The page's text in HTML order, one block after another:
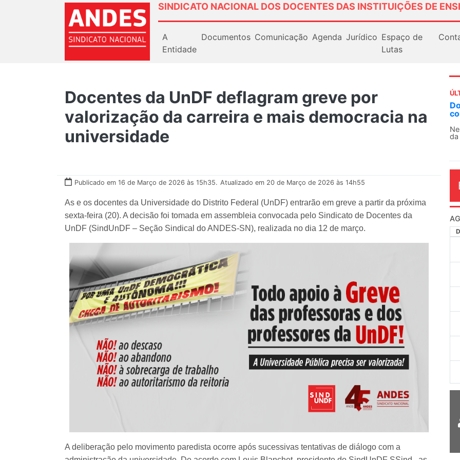
SINDICATO NACIONAL DOS DOCENTES DAS INSTITUIÇÕES DE
A
Entidade
Documentos Comunicação Agenda Jurídico Espaço de
Lutas
Docentes da UnDF deflagram greve por
valorização da carreira e mais democracia na
universidade
Publicado em 16 de Março de 2026 às 15h35. Atualizado em 20 de Março de 2026 às 14h55
As e os docentes da Universidade do Distrito Federal (UnDF) entrarão em greve a partir da próxima
sexta-feira (20). A decisão foi tomada em assembleia convocada pelo Sindicato de Docentes da
UnDF (SindUnDF – Seção Sindical do ANDES-SN), realizada no dia 12 de março.
A deliberação pelo movimento paredista ocorre após sucessivas tentativas de diálogo com a
O